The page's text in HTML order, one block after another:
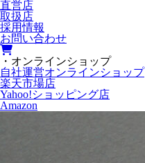
直営店
取扱店
採用情報
お問い合わせ
・オンラインショップ
自社運営オンラインショップ
楽天市場店
Yahoo!ショッピング店
Amazon